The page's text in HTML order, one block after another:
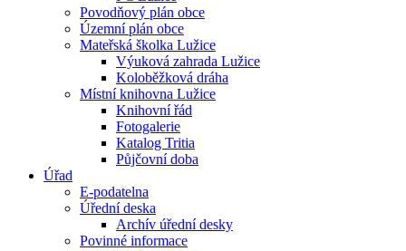
Povodňový plán obce
Územní plán obce
Mateřská školka Lužice
Výuková zahrada Lužice
Koloběžková dráha
Místní knihovna Lužice
Knihovní řád
Fotogalerie
Katalog Tritia
Půjčovní doba
Úřad
E-podatelna
Úřední deska
Archív úřední desky
Povinné informace